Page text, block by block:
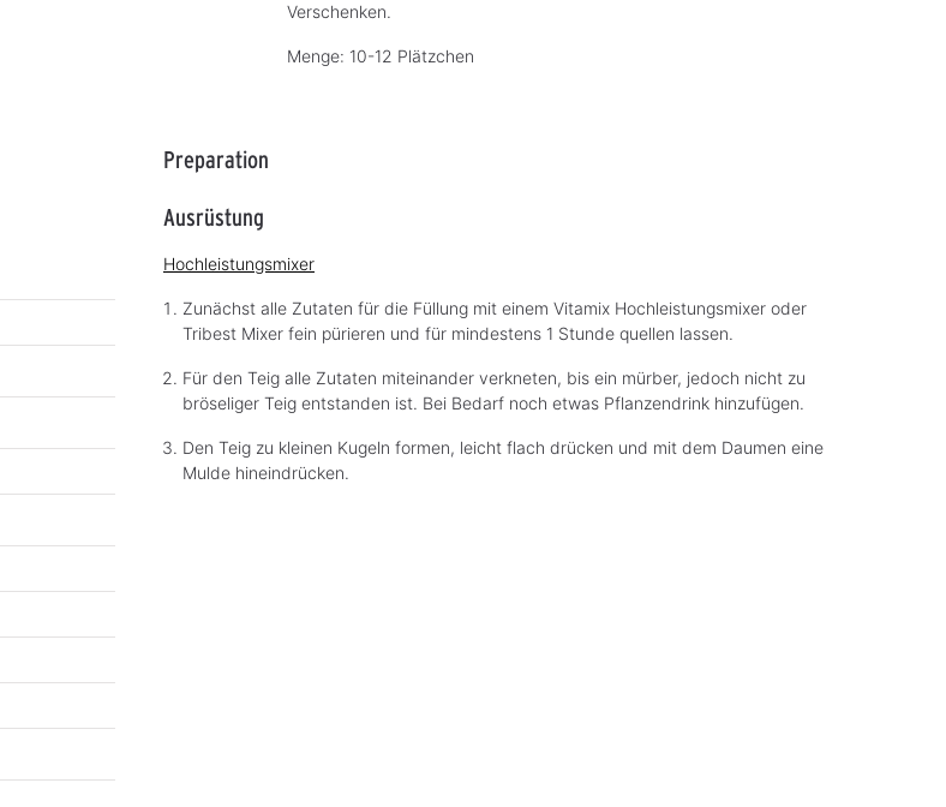
Verschenken.
Menge: 10-12 Plätzchen
Preparation
Ausrüstung
Hochleistungsmixer
Zunächst alle Zutaten für die Füllung mit einem Vitamix Hochleistungsmixer oder
Tribest Mixer fein pürieren und für mindestens 1 Stunde quellen lassen.
Für den Teig alle Zutaten miteinander verkneten, bis ein mürber, jedoch nicht zu
bröseliger Teig entstanden ist. Bei Bedarf noch etwas Pflanzendrink hinzufügen.
Den Teig zu kleinen Kugeln formen, leicht flach drücken und mit dem Daumen eine
Mulde hineindrücken.